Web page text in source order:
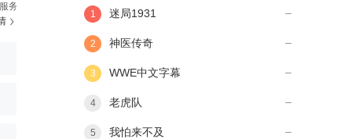
务
1 迷局1931
2 神医传奇
3 WWE中文字幕
4 老虎队
5 我怕来不及